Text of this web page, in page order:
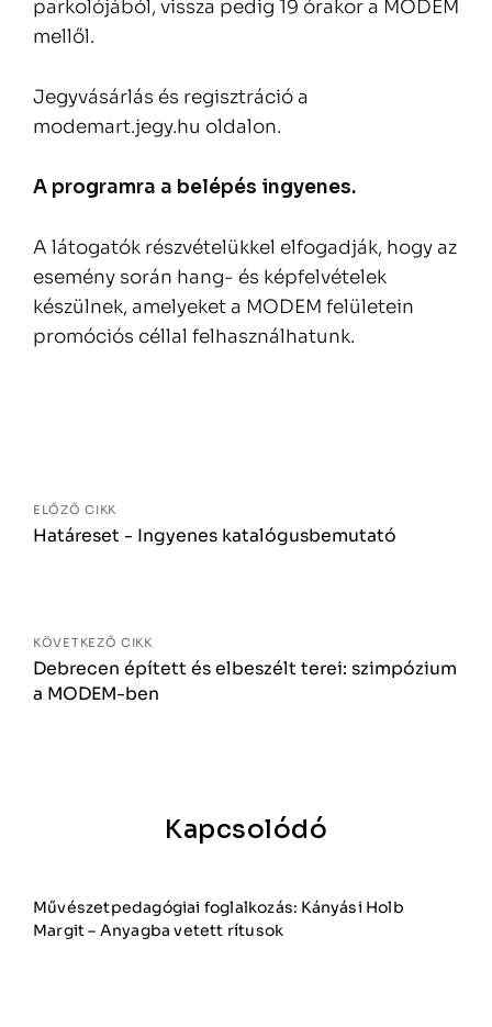
parkolójából, vissza pedig 19 órakor a MODEM
mellől.
Jegyvásárlás és regisztráció a
modemart.jegy.hu oldalon.
A programra a belépés ingyenes.
A látogatók részvételükkel elfogadják, hogy az
esemény során hang- és képfelvételek
készülnek, amelyeket a MODEM felületein
promóciós céllal felhasználhatunk.
ELŐZŐ CIKK
Határeset - Ingyenes katalógusbemutató
KÖVETKEZŐ CIKK
Debrecen épített és elbeszélt terei: szimpózium
a MODEM-ben
Kapcsolódó
Művészetpedagógiai foglalkozás: Kányási Holb
Margit – Anyagba vetett rítusok